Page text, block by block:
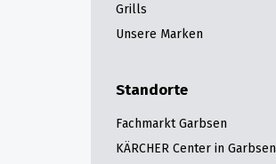
Grills
Unsere Marken
Standorte
Fachmarkt Garbsen
KÄRCHER Center in Garbsen